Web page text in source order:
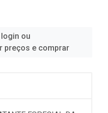
ou
preços e comprar